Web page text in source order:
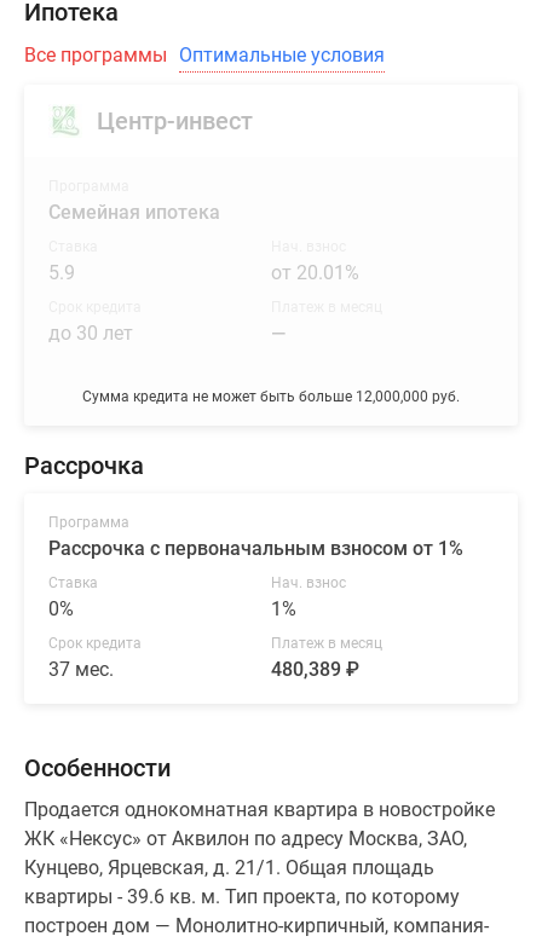
Ипотека
Все программы Оптимальные условия
Центр-инвест
Сумма кредита не может быть больше 12,000,000 руб.
Семейная ипотека
5.9 от 20.01%
до 30 лет —
Рассрочка
Программа
Рассрочка с первоначальным взносом от 1%
Ставка
0%
Нач. взнос
1%
Срок кредита
37 мес.
Платеж в месяц
480,389 ₽
Особенности
Продается однокомнатная квартира в новостройке
ЖК «Нексус» от Аквилон по адресу Москва, ЗАО,
Кунцево, Ярцевская, д. 21/1. Общая площадь
квартиры - 39.6 кв. м. Тип проекта, по которому
построен дом — Монолитно-кирпичный, компания-